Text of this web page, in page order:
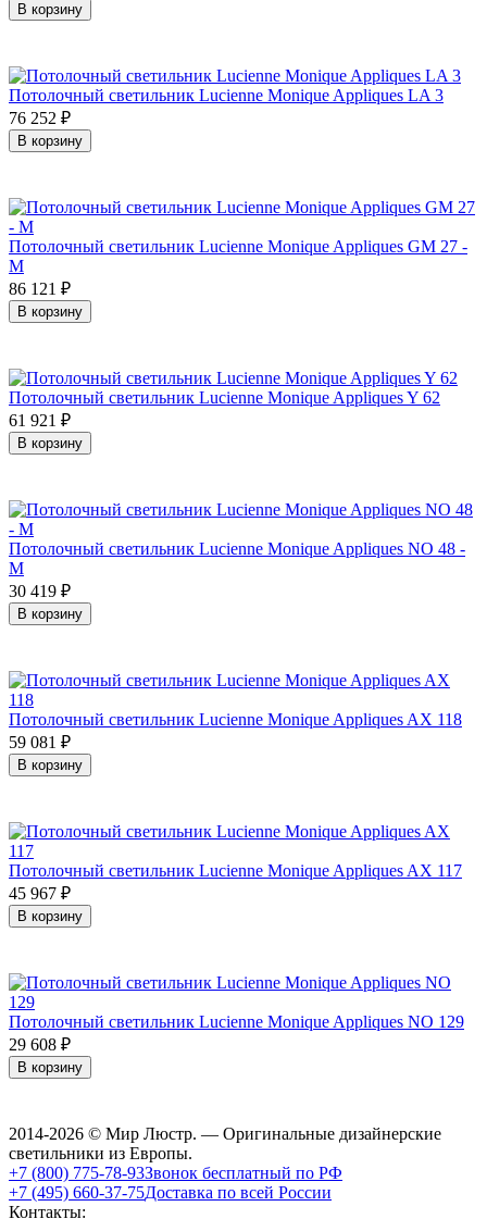
В корзину
Потолочный светильник Lucienne Monique Appliques LA 3
76 252 ₽
В корзину
Потолочный светильник Lucienne Monique Appliques GM 27 -
M
86 121 ₽
В корзину
Потолочный светильник Lucienne Monique Appliques Y 62
61 921 ₽
В корзину
Потолочный светильник Lucienne Monique Appliques NO 48 -
M
30 419 ₽
В корзину
Потолочный светильник Lucienne Monique Appliques AX 118
59 081 ₽
В корзину
Потолочный светильник Lucienne Monique Appliques AX 117
45 967 ₽
В корзину
Потолочный светильник Lucienne Monique Appliques NO 129
29 608 ₽
В корзину
2014-2026 © Мир Люстр. — Оригинальные дизайнерские
светильники из Европы.
+7 (800) 775-78-93Звонок бесплатный по РФ
+7 (495) 660-37-75Доставка по всей России
Контакты: